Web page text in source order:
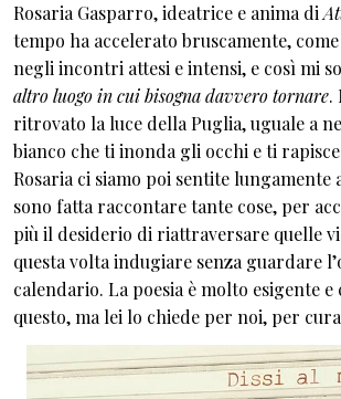
Rosaria Gasparro, ideatrice e anima di
tempo ha accelerato bruscamente,
negli incontri attesi e intensi, e così mi
altro luogo in cui bisogna davvero tornare.
ritrovato la luce della Puglia, uguale a
bianco che ti inonda gli occhi e ti
Rosaria ci siamo poi sentite lungamente
sono fatta raccontare tante cose, per
più il desiderio di riattraversare quelle
questa volta indugiare senza guardare
calendario. La poesia è molto esigente e
questo, ma lei lo chiede per noi, per